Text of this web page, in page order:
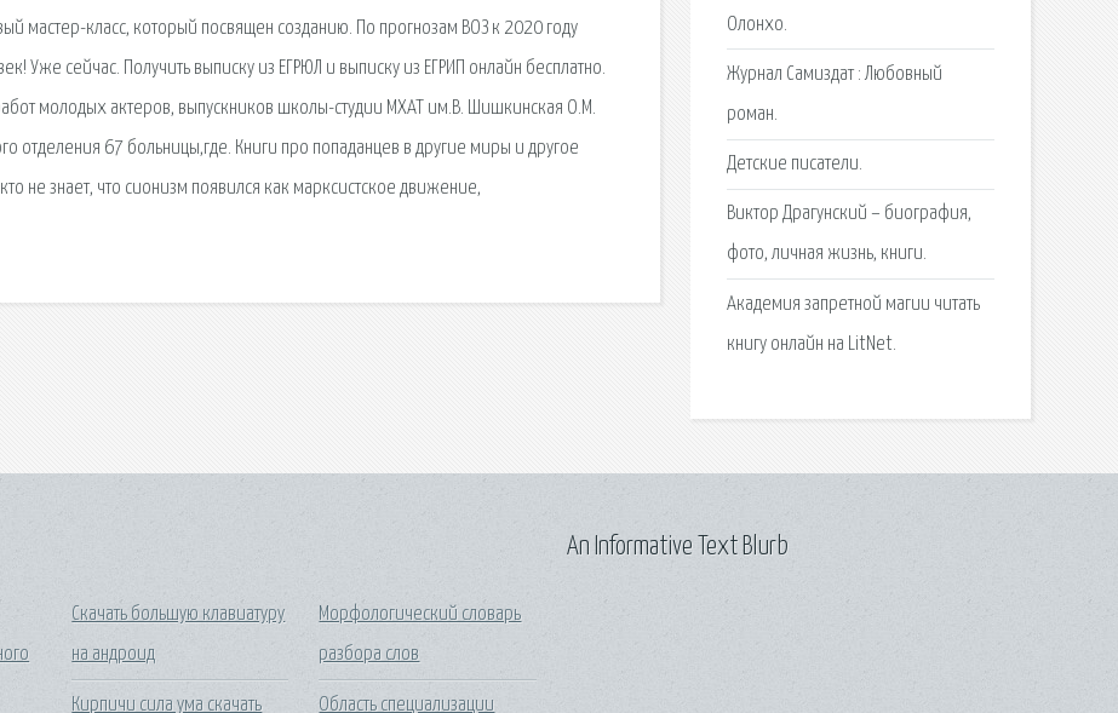
мастер-класс, который посвящен созданию. По прогнозам ВОЗ к 2020 году
Уже сейчас. Получить выписку из ЕГРЮЛ и выписку из ЕГРИП онлайн бесплатно.
молодых актеров, выпускников школы-студии МХАТ им.В. Шишкинская О.М.
отделения 67 больницы,где. Книги про попаданцев в другие миры и другое
не знает, что сионизм появился как марксистское движение,
Олонхо.
Журнал Самиздат : Любовный
роман.
Детские писатели.
Виктор Драгунский – биография,
фото, личная жизнь, книги.
Академия запретной магии читать
книгу онлайн на LitNet.
Скачать большую клавиатуру
на андроид
Кирпичи сила ума скачать
Морфологический словарь
разбора слов
Область специализации
An Informative Text Blurb